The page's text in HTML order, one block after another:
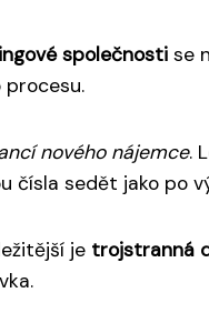
společnosti se
nového nájemce.
čísla sedět jako po
je trojstranná